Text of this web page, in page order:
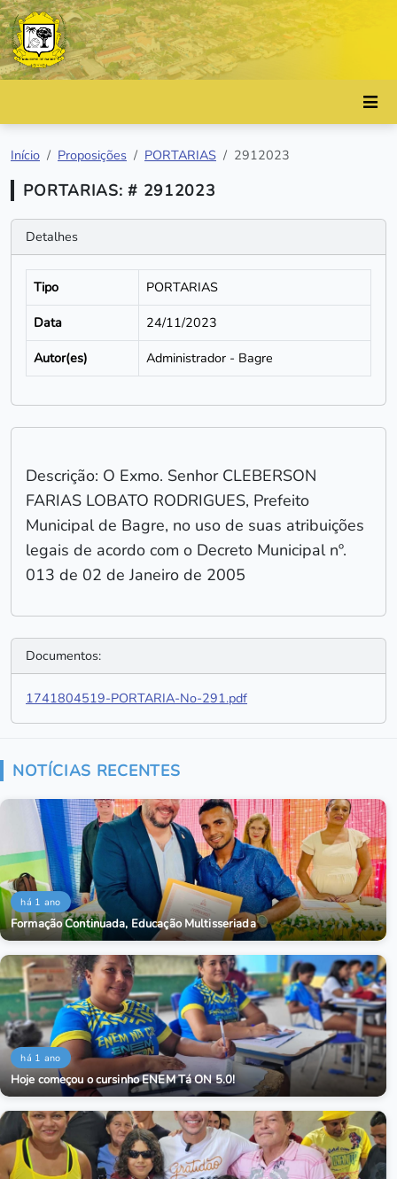
Início Proposições PORTARIAS 2912023
PORTARIAS: # 2912023
Detalhes
Tipo
PORTARIAS
Data
24/11/2023
Autor(es)
Administrador - Bagre
Descrição: O Exmo. Senhor CLEBERSON
FARIAS LOBATO RODRIGUES, Prefeito
Municipal de Bagre, no uso de suas atribuições
legais de acordo com o Decreto Municipal nº.
013 de 02 de Janeiro de 2005
Documentos:
1741804519-PORTARIA-No-291.pdf
NOTÍCIAS RECENTES
há 1 ano
Formação Continuada, Educação Multisseriada
há 1 ano
Hoje começou o cursinho ENEM Tá ON 5.0!